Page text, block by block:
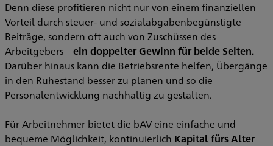
Denn diese profitieren nicht nur von einem finanziellen
Vorteil durch steuer- und sozialabgabenbegünstigte
Beiträge, sondern oft auch von Zuschüssen des
Arbeitgebers –ein doppelter Gewinn für beide Seiten.
Darüber hinaus kann die Betriebsrente helfen, Übergänge
in den Ruhestand besser zu planen und so die
Personalentwicklung nachhaltig zu gestalten.
Für Arbeitnehmer bietet die bAV eine einfache und
bequeme Möglichkeit, kontinuierlich Kapital fürs Alter